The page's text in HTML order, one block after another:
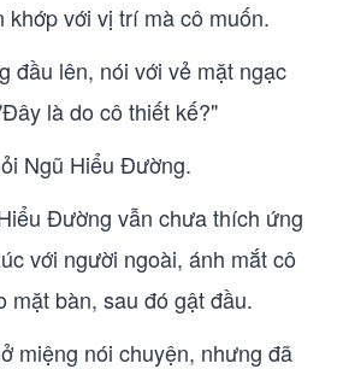
khớp với vị trí mà cô muốn.
đầu lên, nói với vẻ mặt ngạc
là do cô thiết kế?"
Ngũ Hiểu Đường.
Đường vẫn chưa thích ứng
với người ngoài, ánh mắt cô
mặt bàn, sau đó gật đầu.
miệng nói chuyện, nhưng đã